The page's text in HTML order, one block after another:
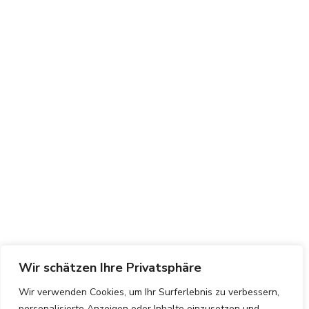
Wir schätzen Ihre Privatsphäre
Wir verwenden Cookies, um Ihr Surferlebnis zu verbessern,